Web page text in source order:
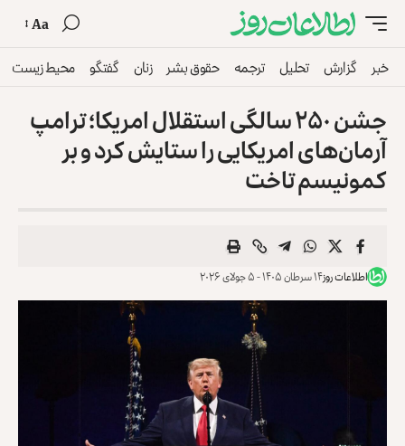
Aa
خبر گزارش تحلیل ترجمه حقوق بشر زنان گفتگو محیط زیست
جشن ۲۵۰ سالگی استقلال امریکا؛ ترامپ
آرمان‌های امریکایی را ستایش کرد و بر
کمونیسم تاخت
اطلاعات روز۱۴ سرطان ۱۴۰۵ - ۵ جولای ۲۰۲۶